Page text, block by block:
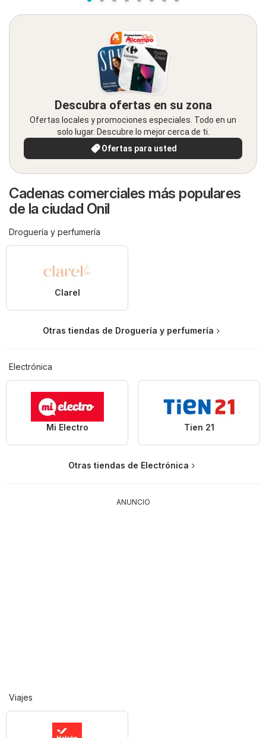
Descubra ofertas en su zona
Ofertas locales y promociones especiales. Todo en un
solo lugar. Descubre lo mejor cerca de ti.
Ofertas para usted
Cadenas comerciales más populares
de la ciudad Onil
Droguería y perfumería
Clarel
Otras tiendas de Droguería y perfumería
Electrónica
Mi Electro Tien 21
Otras tiendas de Electrónica
ANUNCIO
Viajes